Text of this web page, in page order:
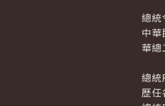
總統
中
華
總統
歷任